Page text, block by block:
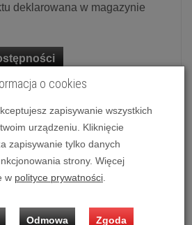
deklarowana w magazynie
Ilość:
179,00 zł/ szt.
o cookies
zapisywanie wszystkich
urządzeniu. Kliknięcie
zapisywanie tylko danych
strony. Więcej
w polityce prywatności
Odmowa Zgoda